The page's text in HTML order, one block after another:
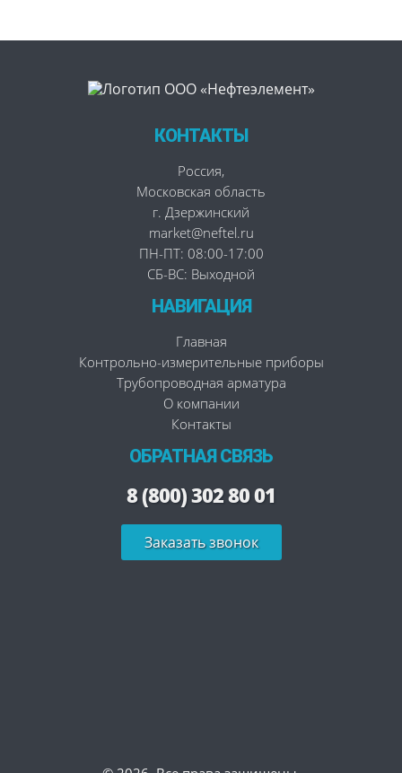
КОНТАКТЫ
Россия,
Московская область
г. Дзержинский
market@neftel.ru
ПН-ПТ: 08:00-17:00
СБ-ВС: Выходной
НАВИГАЦИЯ
Главная
Контрольно-измерительные приборы
Трубопроводная арматура
О компании
Контакты
ОБРАТНАЯ СВЯЗЬ
8 (800) 302 80 01
Заказать звонок